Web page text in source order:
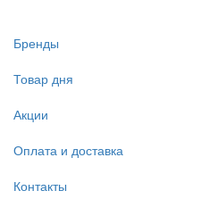
Бренды
Товар дня
Акции
Оплата и доставка
Контакты